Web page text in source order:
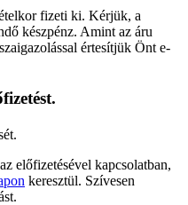
fizeti ki. Kérjük, a
készpénz. Amint az áru
értesítjük Önt e-
előfizetésével kapcsolatban,
keresztül. Szívesen